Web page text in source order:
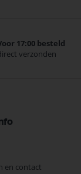
17:00 besteld
verzonden
en contact